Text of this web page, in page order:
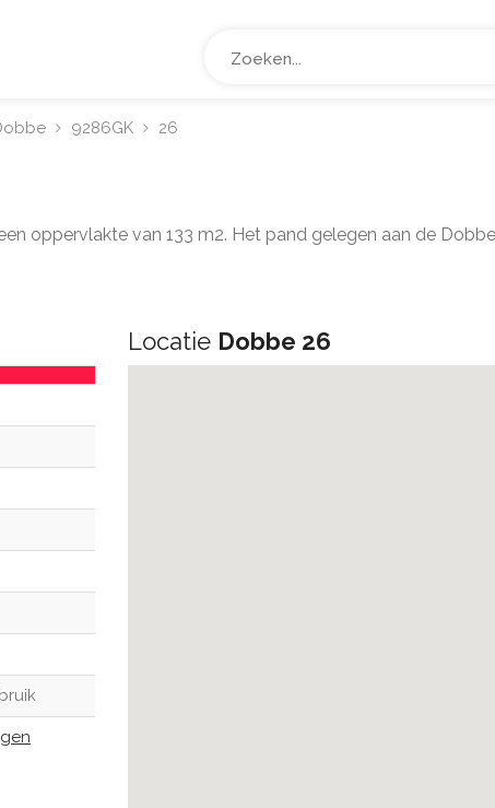
9286GK 26
oppervlakte van 133 m2. Het pand gelegen aan de
Locatie Dobbe 26